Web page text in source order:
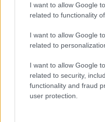
I want to allow Google
related to functionality
I want to allow Google
related to
I want to allow Google
related to security,
functionality and fraud
user protection.
Mivel jelentős a
utóbbi években a
nyúlnak a külföldi
felhívja a figyelmet.
Az alkalmazásban